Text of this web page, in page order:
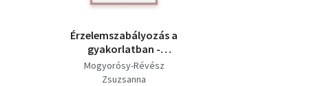
Érzelemszabályozás a
gyakorlatban -
Újrakapcsolódás a
belső biztonsághoz
Mogyorósy-Révész
Zsuzsanna